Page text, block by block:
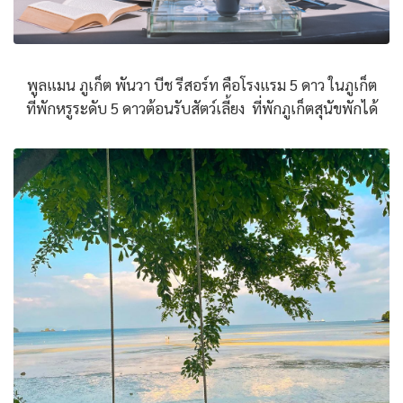
พูลแมน ภูเก็ต พันวา บีช รีสอร์ท คือโรงแรม 5 ดาว ในภูเก็ต
ที่พักหรูระดับ 5 ดาวต้อนรับสัตว์เลี้ยง ที่พักภูเก็ตสุนัขพักได้